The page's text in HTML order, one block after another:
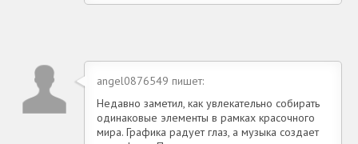
angel0876549 пишет:
Недавно заметил, как увлекательно собирать
одинаковые элементы в рамках красочного
мира. Графика радует глаз, а музыка создает